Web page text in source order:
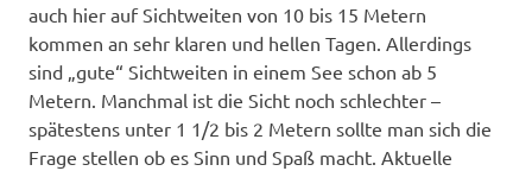
auch hier auf Sichtweiten von 10 bis 15 Metern
kommen an sehr klaren und hellen Tagen. Allerdings
sind „gute“ Sichtweiten in einem See schon ab 5
Metern. Manchmal ist die Sicht noch schlechter –
spätestens unter 1 1/2 bis 2 Metern sollte man sich die
Frage stellen ob es Sinn und Spaß macht. Aktuelle